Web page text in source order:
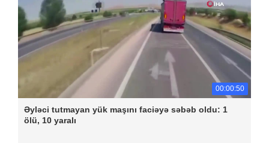
00:00:50
Əyləci tutmayan yük maşını faciəyə səbəb oldu: 1
ölü, 10 yaralı